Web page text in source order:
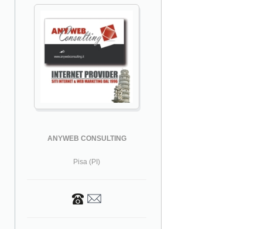
ANYWEB CONSULTING
Pisa (PI)